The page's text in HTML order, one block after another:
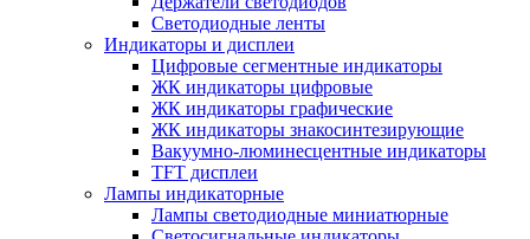
Светодиодные ленты
Индикаторы и дисплеи
Цифровые сегментные индикаторы
ЖК индикаторы цифровые
ЖК индикаторы графические
ЖК индикаторы знакосинтезирующие
Вакуумно-люминесцентные индикаторы
TFT дисплеи
Лампы индикаторные
Лампы светодиодные миниатюрные